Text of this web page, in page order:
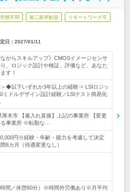
学歴不問 第二新卒歓迎 リモートワーク可
日： 2027/01/11
ながらスキルアップ》CMOSイメージセンサ
、ロジック設計や検証、評価など、あなた
す！
＞◆以下いずれか3年以上の経験⇒ LSIロジッ
ミドルデザイン設計経験／LSIテスト簡易化
厚木市 【雇入れ直後】上記の事業所 【変更
事業所 ※転勤な…
円※経験・年齢・能力を考慮して決定
6カ月（待遇変更なし）
間／休憩60分）※時間外労働あり※月平均